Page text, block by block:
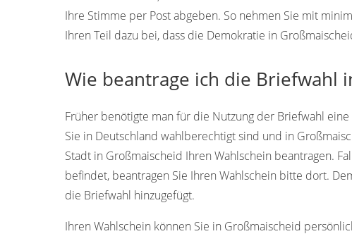
Ihre Stimme per Post abgeben. So nehmen Sie mit
Ihren Teil dazu bei, dass die Demokratie in
Wie beantrage ich die Briefwahl
Früher benötigte man für die Nutzung der Briefwahl
Sie in Deutschland wahlberechtigt sind und in
Stadt in Großmaischeid Ihren Wahlschein beantragen.
befindet, beantragen Sie Ihren Wahlschein bitte dort.
die Briefwahl hinzugefügt.
Ihren Wahlschein können Sie in Großmaischeid